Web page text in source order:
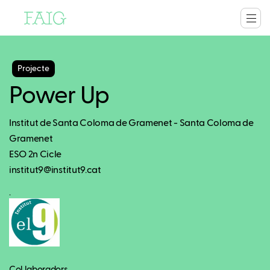
Projecte
Power Up
Institut de Santa Coloma de Gramenet - Santa Coloma de
Gramenet
ESO 2n Cicle
institut9@institut9.cat
.